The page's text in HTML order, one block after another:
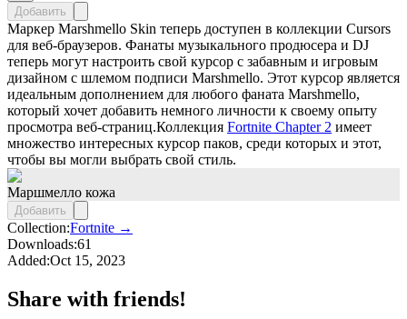
Добавить
Маркер Marshmello Skin теперь доступен в коллекции Cursors
для веб-браузеров. Фанаты музыкального продюсера и DJ
теперь могут настроить свой курсор с забавным и игровым
дизайном с шлемом подписи Marshmello. Этот курсор является
идеальным дополнением для любого фаната Marshmello,
который хочет добавить немного личности к своему опыту
просмотра веб-страниц.Коллекция Fortnite Chapter 2 имеет
множество интересных курсор паков, среди которых и этот,
чтобы вы могли выбрать свой стиль.
Маршмелло кожа
Добавить
Collection:Fortnite →
Downloads:61
Added:Oct 15, 2023
Share with friends!